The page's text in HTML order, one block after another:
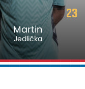
23
Martin
Jedlička